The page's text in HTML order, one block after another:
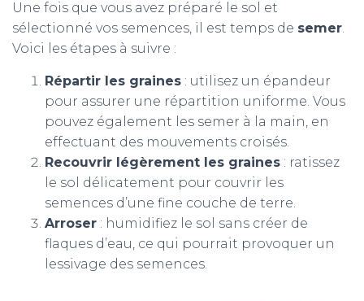
Une fois que vous avez préparé le sol et
sélectionné vos semences, il est temps de semer.
Voici les étapes à suivre :
Répartir les graines : utilisez un épandeur
pour assurer une répartition uniforme. Vous
pouvez également les semer à la main, en
effectuant des mouvements croisés.
Recouvrir légèrement les graines : ratissez
le sol délicatement pour couvrir les
semences d’une fine couche de terre.
Arroser : humidifiez le sol sans créer de
flaques d’eau, ce qui pourrait provoquer un
lessivage des semences.